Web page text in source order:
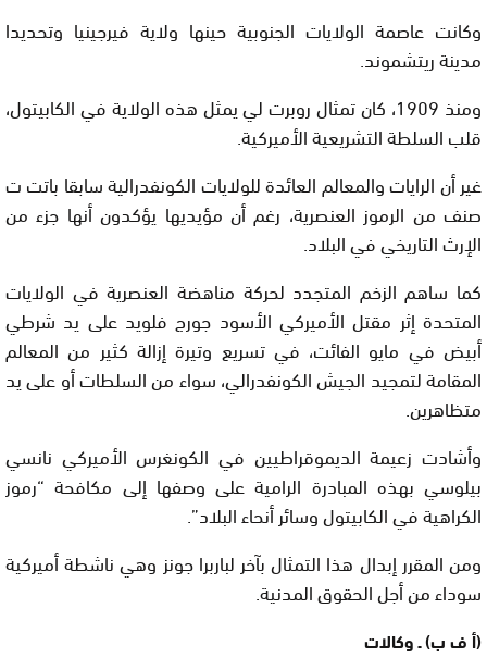
وكانت عاصمة الولايات الجنوبية حينها ولاية فيرجينيا وتحديدا
مدينة ريتشموند.
ومنذ 1909، كان تمثال روبرت لي يمثل هذه الولاية في الكابيتول،
قلب السلطة التشريعية الأميركية.
غير أن الرايات والمعالم العائدة للولايات الكونفدرالية سابقا باتت ت
صنف من الرموز العنصرية، رغم أن مؤيديها يؤكدون أنها جزء من
الإرث التاريخي في البلاد.
كما ساهم الزخم المتجدد لحركة مناهضة العنصرية في الولايات
المتحدة إثر مقتل الأميركي الأسود جورج فلويد على يد شرطي
أبيض في مايو الفائت، في تسريع وتيرة إزالة كثير من المعالم
المقامة لتمجيد الجيش الكونفدرالي، سواء من السلطات أو على يد
متظاهرين.
وأشادت زعيمة الديموقراطيين في الكونغرس الأميركي نانسي
بيلوسي بهذه المبادرة الرامية على وصفها إلى مكافحة “رموز
الكراهية في الكابيتول وسائر أنحاء البلاد”.
ومن المقرر إبدال هذا التمثال بآخر لباربرا جونز وهي ناشطة أميركية
سوداء من أجل الحقوق المدنية.
(أ ف ب) ـ وكالات